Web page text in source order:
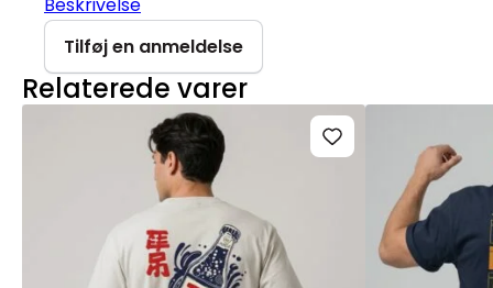
Beskrivelse
Tilføj en anmeldelse
Relaterede varer